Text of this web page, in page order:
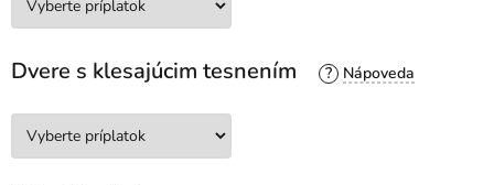
Dvere s klesajúcim tesnením ?